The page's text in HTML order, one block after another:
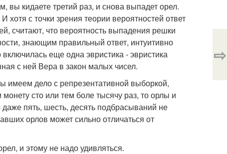
вы кидаете третий раз, и снова выпадет орел.
с точки зрения теории вероятностей ответ
считают, что вероятность выпадения решки
знающим правильный ответ, интуитивно
еще одна эвристика - эвристика
с ней Вера в закон малых чисел.
имеем дело с репрезентативной выборкой,
сто или тем боле тысячу раз, то орлы и
пять, шесть, десять подбрасываний не
орлов может сильно отличаться от
и этому не надо удивляться.
⇨